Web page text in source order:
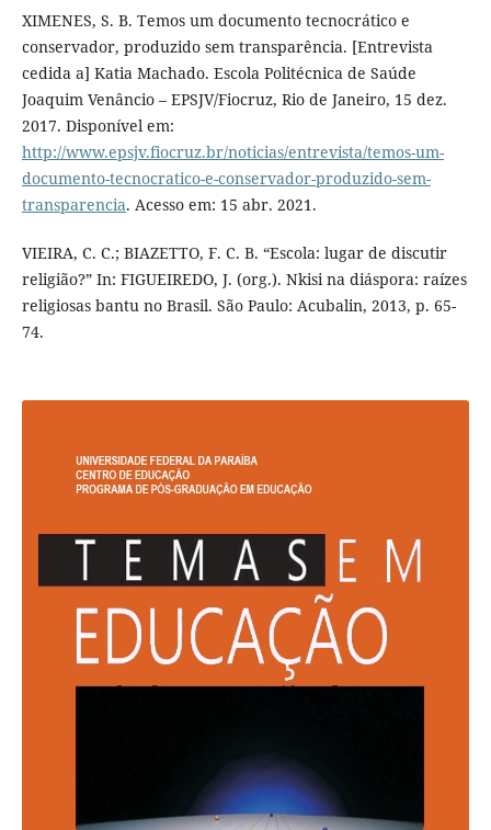
XIMENES, S. B. Temos um documento tecnocrático e
conservador, produzido sem transparência. [Entrevista
cedida a] Katia Machado. Escola Politécnica de Saúde
Joaquim Venâncio – EPSJV/Fiocruz, Rio de Janeiro, 15 dez.
2017. Disponível em:
http://www.epsjv.fiocruz.br/noticias/entrevista/temos-um-
documento-tecnocratico-e-conservador-produzido-sem-
transparencia. Acesso em: 15 abr. 2021.
VIEIRA, C. C.; BIAZETTO, F. C. B. “Escola: lugar de discutir
religião?” In: FIGUEIREDO, J. (org.). Nkisi na diáspora: raízes
religiosas bantu no Brasil. São Paulo: Acubalin, 2013, p. 65-
74.